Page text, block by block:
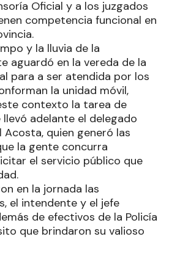
Oficial y a los juzgados
competencia funcional en
y la lluvia de la
aguardó en la vereda de la
para a ser atendida por los
la unidad móvil,
contexto la tarea de
adelante el delegado
Acosta, quien generó las
la gente concurra
el servicio público que
en la jornada las
el intendente y el jefe
de efectivos de la Policía
que brindaron su valioso